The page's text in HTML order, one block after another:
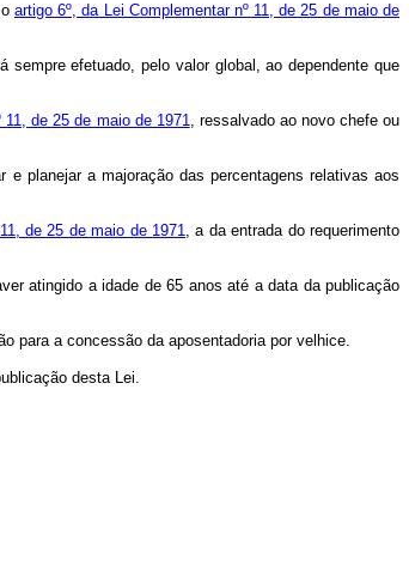
artigo 6º, da Lei Complementar nº 11, de 25 de maio de
sempre efetuado, pelo valor global, ao dependente que
11, de 25 de maio de 1971, ressalvado ao novo chefe ou
planejar a majoração das percentagens relativas aos
de 25 de maio de 1971, a da entrada do requerimento
atingido a idade de 65 anos até a data da publicação
para a concessão da aposentadoria por velhice.
desta Lei.